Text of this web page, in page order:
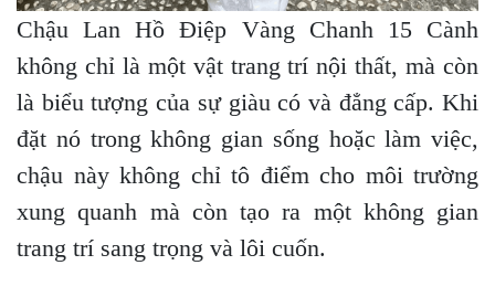
Chậu Lan Hồ Điệp Vàng Chanh 15 Cành
không chỉ là một vật trang trí nội thất, mà còn
là biểu tượng của sự giàu có và đẳng cấp. Khi
đặt nó trong không gian sống hoặc làm việc,
chậu này không chỉ tô điểm cho môi trường
xung quanh mà còn tạo ra một không gian
trang trí sang trọng và lôi cuốn.